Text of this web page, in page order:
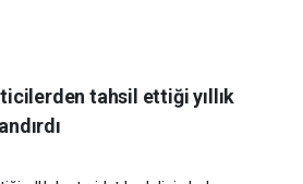
tahsil ettiği yıllık